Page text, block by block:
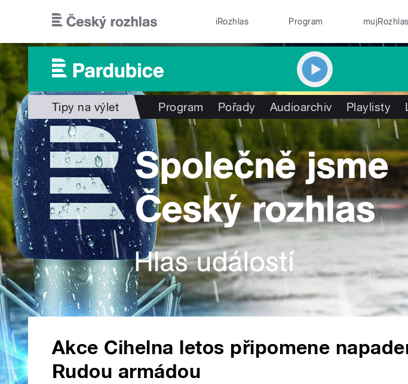
iRozhlas Program mujRozhlas
Tipy na výlet Program Pořady Audioarchiv Playlisty
Akce Cihelna letos připomene
Rudou armádou